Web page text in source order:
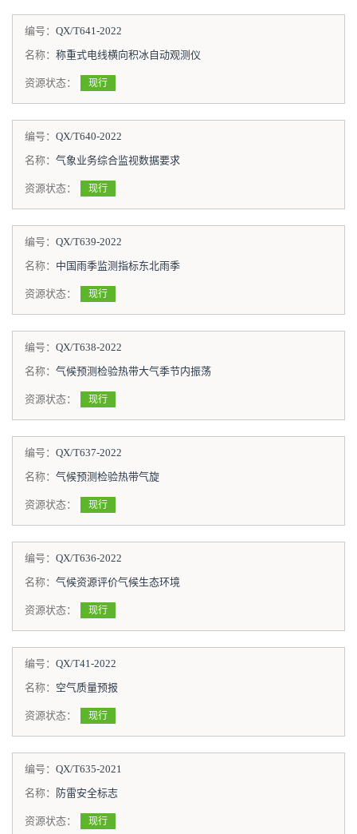
编号： QX/T641-2022
名称： 称重式电线横向积冰自动观测仪
资源状态： 现行
编号： QX/T640-2022
名称： 气象业务综合监视数据要求
资源状态： 现行
编号： QX/T639-2022
名称： 中国雨季监测指标东北雨季
资源状态： 现行
编号： QX/T638-2022
名称： 气候预测检验热带大气季节内振荡
资源状态： 现行
编号： QX/T637-2022
名称： 气候预测检验热带气旋
资源状态： 现行
编号： QX/T636-2022
名称： 气候资源评价气候生态环境
资源状态： 现行
编号： QX/T41-2022
名称： 空气质量预报
资源状态： 现行
编号： QX/T635-2021
名称：
防雷安全标志
资源状态： 现行